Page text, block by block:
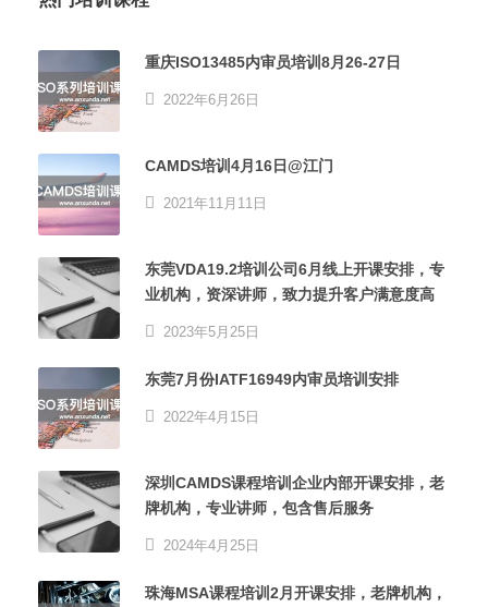
重庆ISO13485内审员培训8月26-27日
2022年6月26日
CAMDS培训4月16日@江门
2021年11月11日
东莞VDA19.2培训公司6月线上开课安排，专
业机构，资深讲师，致力提升客户满意度高
2023年5月25日
东莞7月份IATF16949内审员培训安排
2022年4月15日
深圳CAMDS课程培训企业内部开课安排，老
牌机构，专业讲师，包含售后服务
2024年4月25日
珠海MSA课程培训2月开课安排，老牌机构，